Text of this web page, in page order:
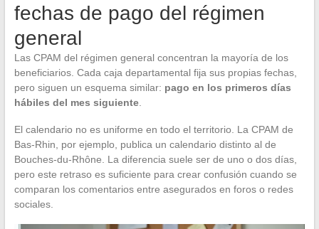
fechas de pago del régimen
general
Las CPAM del régimen general concentran la mayoría de los
beneficiarios. Cada caja departamental fija sus propias fechas,
pero siguen un esquema similar: pago en los primeros días
hábiles del mes siguiente.
El calendario no es uniforme en todo el territorio. La CPAM de
Bas-Rhin, por ejemplo, publica un calendario distinto al de
Bouches-du-Rhône. La diferencia suele ser de uno o dos días,
pero este retraso es suficiente para crear confusión cuando se
comparan los comentarios entre asegurados en foros o redes
sociales.